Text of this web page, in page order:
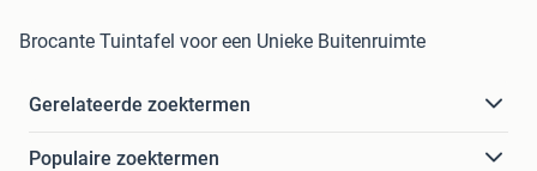
Brocante Tuintafel voor een Unieke Buitenruimte
Gerelateerde zoektermen
Populaire zoektermen